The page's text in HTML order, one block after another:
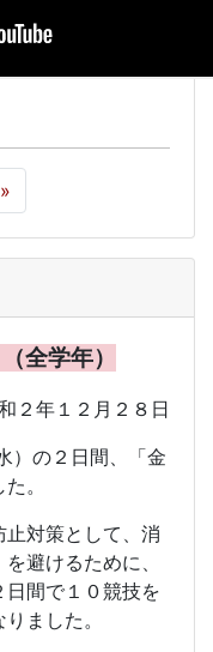
»
全学年）
２年１２月２８日
）の２日間、「金
。
対策として、消
避けるために、
間で１０競技を
ました。